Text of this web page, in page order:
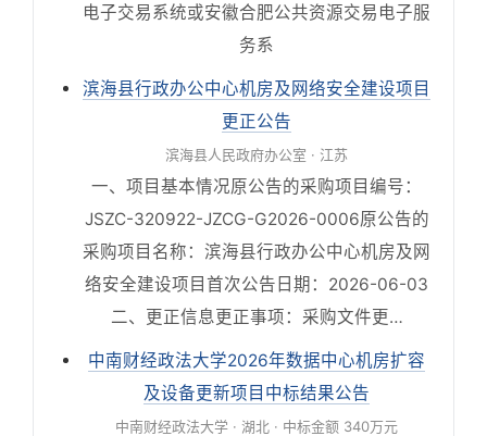
电子交易系统或安徽合肥公共资源交易电子服
务系
滨海县行政办公中心机房及网络安全建设项目
更正公告
滨海县人民政府办公室 · 江苏
一、项目基本情况原公告的采购项目编号：
JSZC-320922-JZCG-G2026-0006原公告的
采购项目名称：滨海县行政办公中心机房及网
络安全建设项目首次公告日期：2026-06-03
二、更正信息更正事项：采购文件更…
中南财经政法大学2026年数据中心机房扩容
及设备更新项目中标结果公告
中南财经政法大学 · 湖北 · 中标金额 340万元